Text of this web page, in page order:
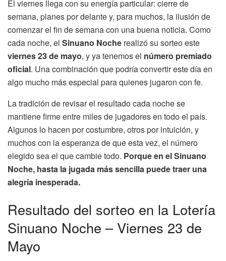
El viernes llega con su energía particular: cierre de
semana, planes por delante y, para muchos, la ilusión de
comenzar el fin de semana con una buena noticia. Como
cada noche, el Sinuano Noche realizó su sorteo este
viernes 23 de mayo, y ya tenemos el número premiado
oficial. Una combinación que podría convertir este día en
algo mucho más especial para quienes jugaron con fe.
La tradición de revisar el resultado cada noche se
mantiene firme entre miles de jugadores en todo el país.
Algunos lo hacen por costumbre, otros por intuición, y
muchos con la esperanza de que esta vez, el número
elegido sea el que cambie todo. Porque en el Sinuano
Noche, hasta la jugada más sencilla puede traer una
alegría inesperada.
Resultado del sorteo en la Lotería
Sinuano Noche – Viernes 23 de
Mayo